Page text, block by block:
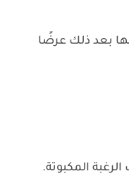
بعد ذلك عرضًا
المكبوتة.